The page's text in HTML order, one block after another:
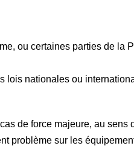
ou certaines parties de la
lois nationales ou
de force majeure, au sens
problème sur les